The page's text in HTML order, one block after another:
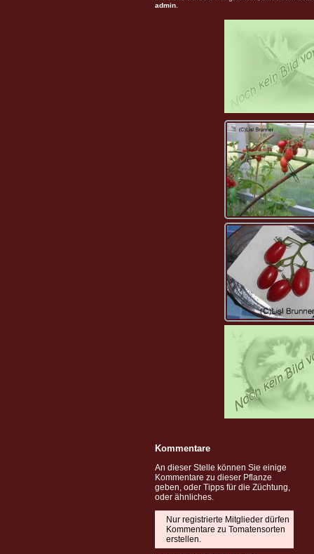
admin
Kommentare
An dieser Stelle können Sie einige
Kommentare zu dieser Pflanze
geben, oder Tipps für die Züchtung,
oder ähnliches.
Nur registrierte Mitglieder dürfen
Kommentare zu Tomatensorten
erstellen.